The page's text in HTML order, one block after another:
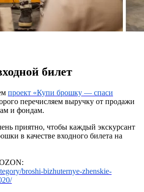
билет
проект «Купи брошку — спаси
перечисляем выручку от продажи
и фондам.
приятно, чтобы каждый экскурсант
в качестве входного билета на
broshi-bizhuternye-zhenskie-